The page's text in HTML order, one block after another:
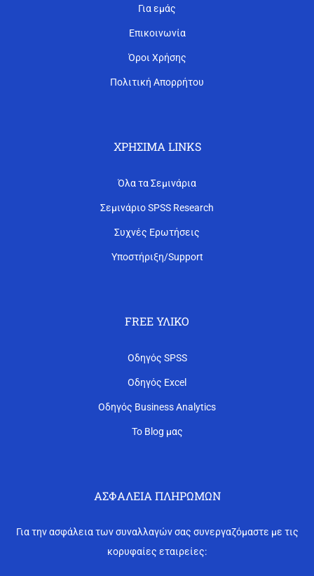
Για εμάς
Επικοινωνία
Όροι Χρήσης
Πολιτική Απορρήτου
ΧΡΉΣΙΜΑ LINKS
Όλα τα Σεμινάρια
Σεμινάριο SPSS Research
Συχνές Ερωτήσεις
Υποστήριξη/Support
FREE ΥΛΙΚΌ
Οδηγός SPSS
Οδηγός Excel
Οδηγός Business Analytics
Το Blog μας
ΑΣΦΆΛΕΙΑ ΠΛΗΡΩΜΏΝ
Για την ασφάλεια των συναλλαγών σας συνεργαζόμαστε με τις
κορυφαίες εταιρείες: